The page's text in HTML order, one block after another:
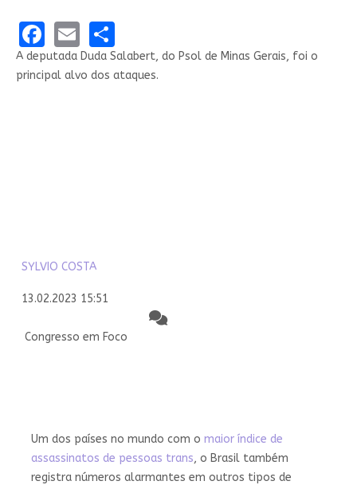
Facebook
EmailShare
A deputada Duda Salabert, do Psol de Minas Gerais, foi o
principal alvo dos ataques.
SYLVIO COSTA
13.02.2023 15:51
Congresso em Foco
Um dos países no mundo com o maior índice de
assassinatos de pessoas trans, o Brasil também
registra números alarmantes em outros tipos de